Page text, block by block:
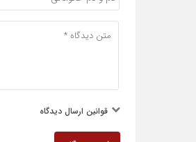
قوانین ارسال دیدگاه